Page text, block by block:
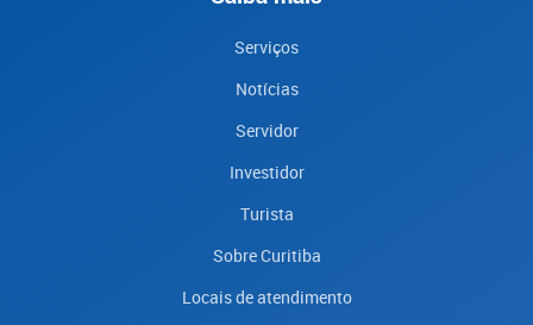
Serviços
Notícias
Servidor
Investidor
Turista
Sobre Curitiba
Locais de atendimento